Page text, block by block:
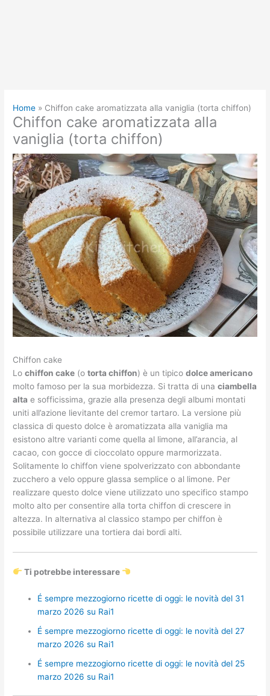
Home Chiffon cake aromatizzata alla vaniglia (torta chiffon)
Chiffon cake aromatizzata alla
vaniglia (torta chiffon)
Chiffon cake
Lochiffon cake (otorta chiffon) è un tipicodolce americano
molto famoso per la sua morbidezza. Si tratta di unaciambella
alta e sofficissima, grazie alla presenza degli albumi montati
uniti all’azione lievitante del cremor tartaro. La versione più
classica di questo dolce è aromatizzata alla vaniglia ma
esistono altre varianti come quella al limone, all’arancia, al
cacao, con gocce di cioccolato oppure marmorizzata.
Solitamente lo chiffon viene spolverizzato con abbondante
zucchero a velo oppure glassa semplice o al limone. Per
realizzare questo dolce viene utilizzato uno specifico stampo
molto alto per consentire alla torta chiffon di crescere in
altezza. In alternativa al classico stampo per chiffon è
possibile utilizzare una tortiera dai bordi alti.
Ti potrebbe interessare
É sempre mezzogiorno ricette di oggi: le novità del 31
marzo 2026 su Rai1
É sempre mezzogiorno ricette di oggi: le novità del 27
marzo 2026 su Rai1
É sempre mezzogiorno ricette di oggi: le novità del 25
marzo 2026 su Rai1